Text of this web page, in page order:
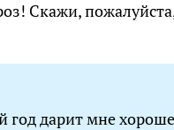
Скажи,
год дарит мне